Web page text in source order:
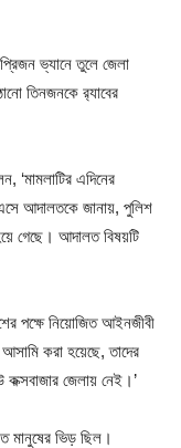
ভ্যানে তুলে জেলা
তিনজনকে র‌্যাবের
‘মামলাটির এদিনের
আদালতকে জানায়, পুলিশ
গেছে। আদালত বিষয়টি
পক্ষে নিয়োজিত আইনজীবী
করা হয়েছে, তাদের
জেলায় নেই।’
মানুষের ভিড় ছিল।